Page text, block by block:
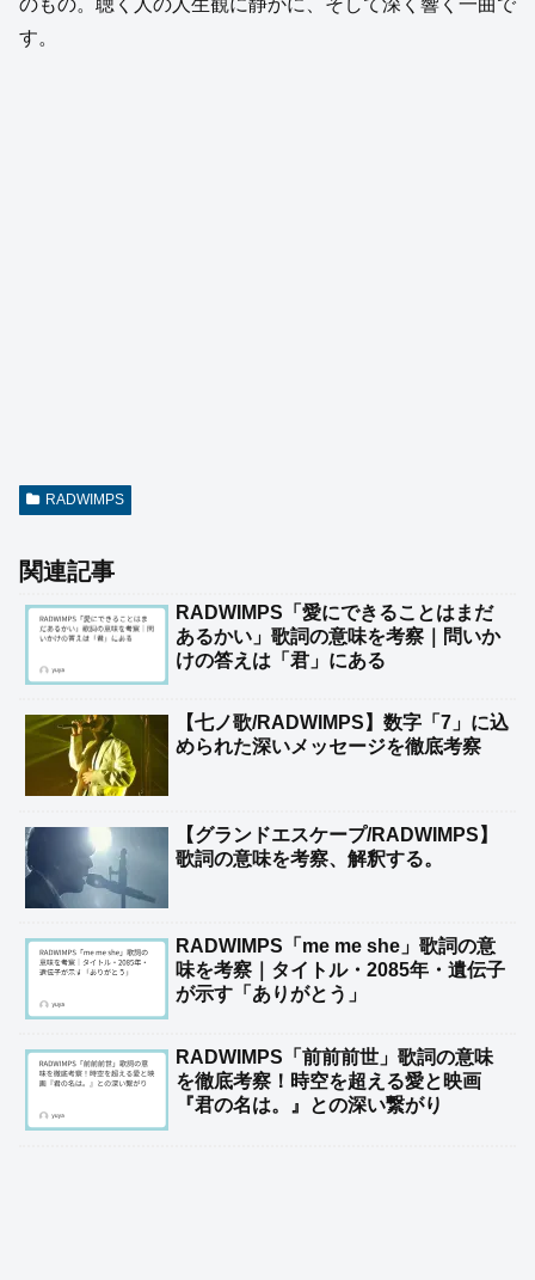
のもの。聴く人の人生観に静かに、そして深く響く一曲で
す。
RADWIMPS
関連記事
RADWIMPS「愛にできることはまだ
あるかい」歌詞の意味を考察｜問いか
けの答えは「君」にある
【七ノ歌/RADWIMPS】数字「7」に込
められた深いメッセージを徹底考察
【グランドエスケープ/RADWIMPS】
歌詞の意味を考察、解釈する。
RADWIMPS「me me she」歌詞の意
味を考察｜タイトル・2085年・遺伝子
が示す「ありがとう」
RADWIMPS「前前前世」歌詞の意味
を徹底考察！時空を超える愛と映画
『君の名は。』との深い繋がり